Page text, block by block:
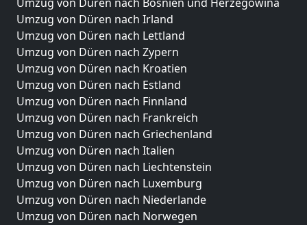
Umzug von Düren nach Irland
Umzug von Düren nach Lettland
Umzug von Düren nach Zypern
Umzug von Düren nach Kroatien
Umzug von Düren nach Estland
Umzug von Düren nach Finnland
Umzug von Düren nach Frankreich
Umzug von Düren nach Griechenland
Umzug von Düren nach Italien
Umzug von Düren nach Liechtenstein
Umzug von Düren nach Luxemburg
Umzug von Düren nach Niederlande
Umzug von Düren nach Norwegen